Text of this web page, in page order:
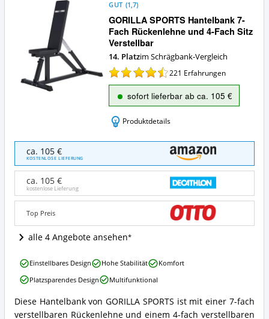
GORILLA SPORTS Hantelbank 7-
Fach Rückenlehne und 4-Fach Sitz
Verstellbar
GUT (1,7)
14. Platzim Schrägbank-Vergleich
221 Erfahrungen
sofort lieferbar ab ca. 105 €
Produktdetails
GORILLA
SPORTS
Hantelbank
Fach
Rückenlehne
und
Fach
Sitz
Angebote:
Wo
ist
diese
Schrägbank
ca. 105 €
KOSTENLOSE LIEFERUNG
ca. 105 €
kostenlose Lieferung
Top Preis
alle 4 Angebote ansehen
GORILLA
SPORTS
Diese Hantelbank von GORILLA SPORTS ist mit einer 7-fach
verstellbaren Rückenlehne und einem 4-fach verstellbaren
GORILLA
SPORTS
Hantelbank
Fach
Rückenlehne
Einstellbares Design Hohe Stabilität
Komfort
Platzsparendes Design
Multifunktional